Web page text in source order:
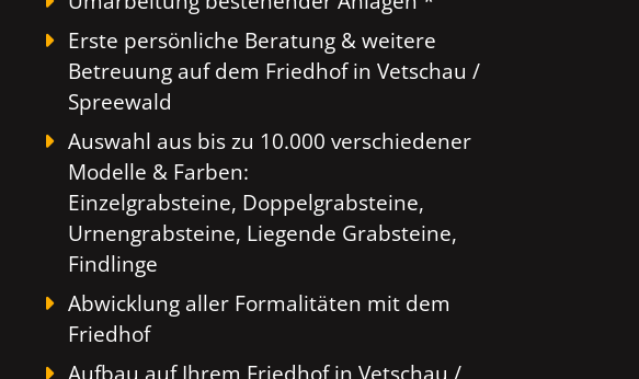
Erste persönliche Beratung & weitere
Betreuung auf dem Friedhof in Vetschau /
Spreewald
Auswahl aus bis zu 10.000 verschiedener
Modelle & Farben:
Einzelgrabsteine, Doppelgrabsteine,
Urnengrabsteine, Liegende Grabsteine,
Findlinge
Abwicklung aller Formalitäten mit dem
Friedhof
Aufbau auf Ihrem Friedhof in Vetschau /